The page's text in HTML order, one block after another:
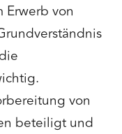
von
von
beteiligt und